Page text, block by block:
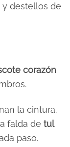
y destellos de
corazón
la cintura.
falda de tul
paso.